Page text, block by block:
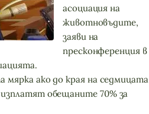
асоциация на
животновъдите,
заяви на
пресконференция в
ако до края на седмицата
обещаните 70% за